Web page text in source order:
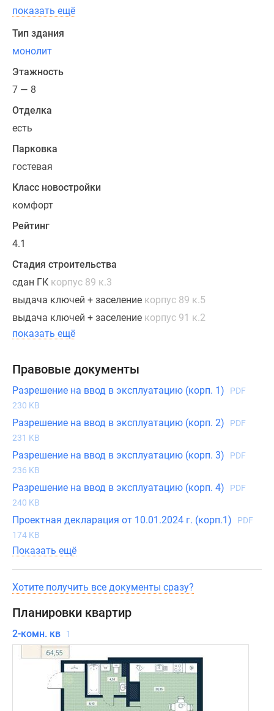
показать ещё
Тип здания
монолит
Этажность
7 — 8
Отделка
есть
Парковка
гостевая
Класс новостройки
комфорт
Рейтинг
4.1
Стадия строительства
сдан ГК корпус 89 к.3
выдача ключей + заселение корпус 89 к.5
выдача ключей + заселение корпус 91 к.2
показать ещё
Правовые документы
Разрешение на ввод в эксплуатацию (корп. 1)
PDF
230 KB
Разрешение на ввод в эксплуатацию (корп. 2)
PDF
231 KB
Разрешение на ввод в эксплуатацию (корп. 3)
PDF
236 KB
Разрешение на ввод в эксплуатацию (корп. 4)
PDF
240 KB
Проектная декларация от 10.01.2024 г. (корп.1)
PDF
174 KB
Показать ещё
Хотите получить все документы сразу?
Планировки квартир
2-комн. кв 1